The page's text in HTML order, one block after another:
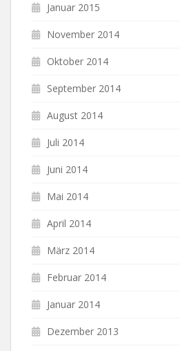
Januar 2015
November 2014
Oktober 2014
September 2014
August 2014
Juli 2014
Juni 2014
Mai 2014
April 2014
März 2014
Februar 2014
Januar 2014
Dezember 2013